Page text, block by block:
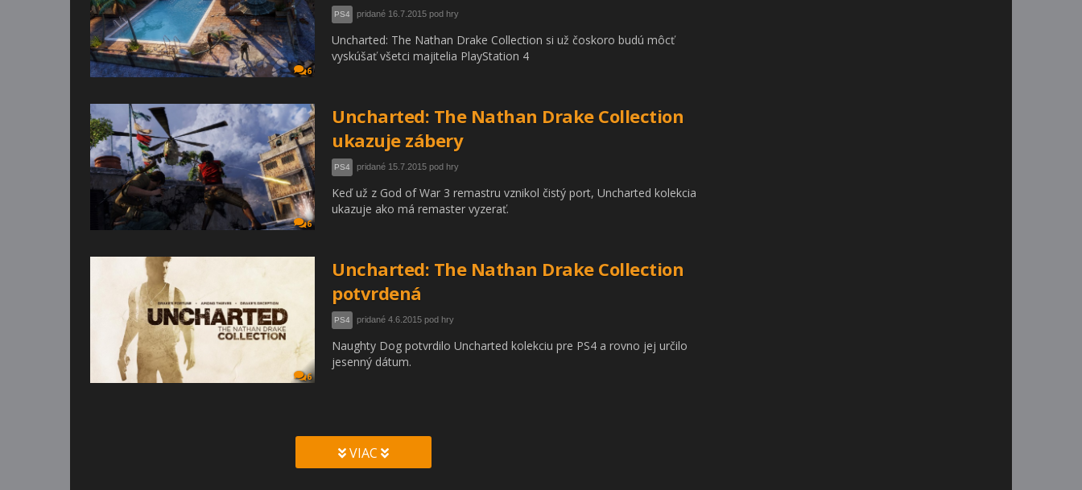
6
PS4 pridané 16.7.2015 pod hry
Uncharted: The Nathan Drake Collection si už čoskoro budú môcť
vyskúšať všetci majitelia PlayStation 4
6
Uncharted: The Nathan Drake Collection
ukazuje zábery
PS4 pridané 15.7.2015 pod hry
Keď už z God of War 3 remastru vznikol čistý port, Uncharted kolekcia
ukazuje ako má remaster vyzerať.
6
Uncharted: The Nathan Drake Collection
potvrdená
PS4 pridané 4.6.2015 pod hry
Naughty Dog potvrdilo Uncharted kolekciu pre PS4 a rovno jej určilo
jesenný dátum.
VIAC